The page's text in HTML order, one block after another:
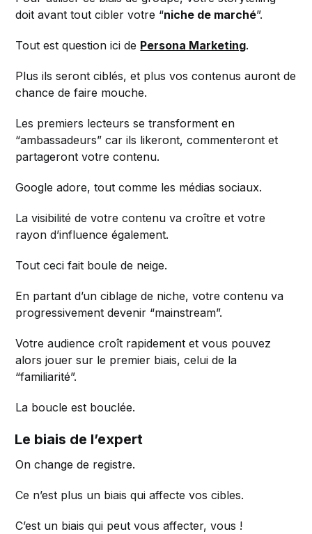
doit avant tout cibler votre “niche de marché”.
Tout est question ici de Persona Marketing.
Plus ils seront ciblés, et plus vos contenus auront de
chance de faire mouche.
Les premiers lecteurs se transforment en
“ambassadeurs” car ils likeront, commenteront et
partageront votre contenu.
Google adore, tout comme les médias sociaux.
La visibilité de votre contenu va croître et votre
rayon d’influence également.
Tout ceci fait boule de neige.
En partant d’un ciblage de niche, votre contenu va
progressivement devenir “mainstream”.
Votre audience croît rapidement et vous pouvez
alors jouer sur le premier biais, celui de la
“familiarité”.
La boucle est bouclée.
Le biais de l’expert
On change de registre.
Ce n’est plus un biais qui affecte vos cibles.
C’est un biais qui peut vous affecter, vous !